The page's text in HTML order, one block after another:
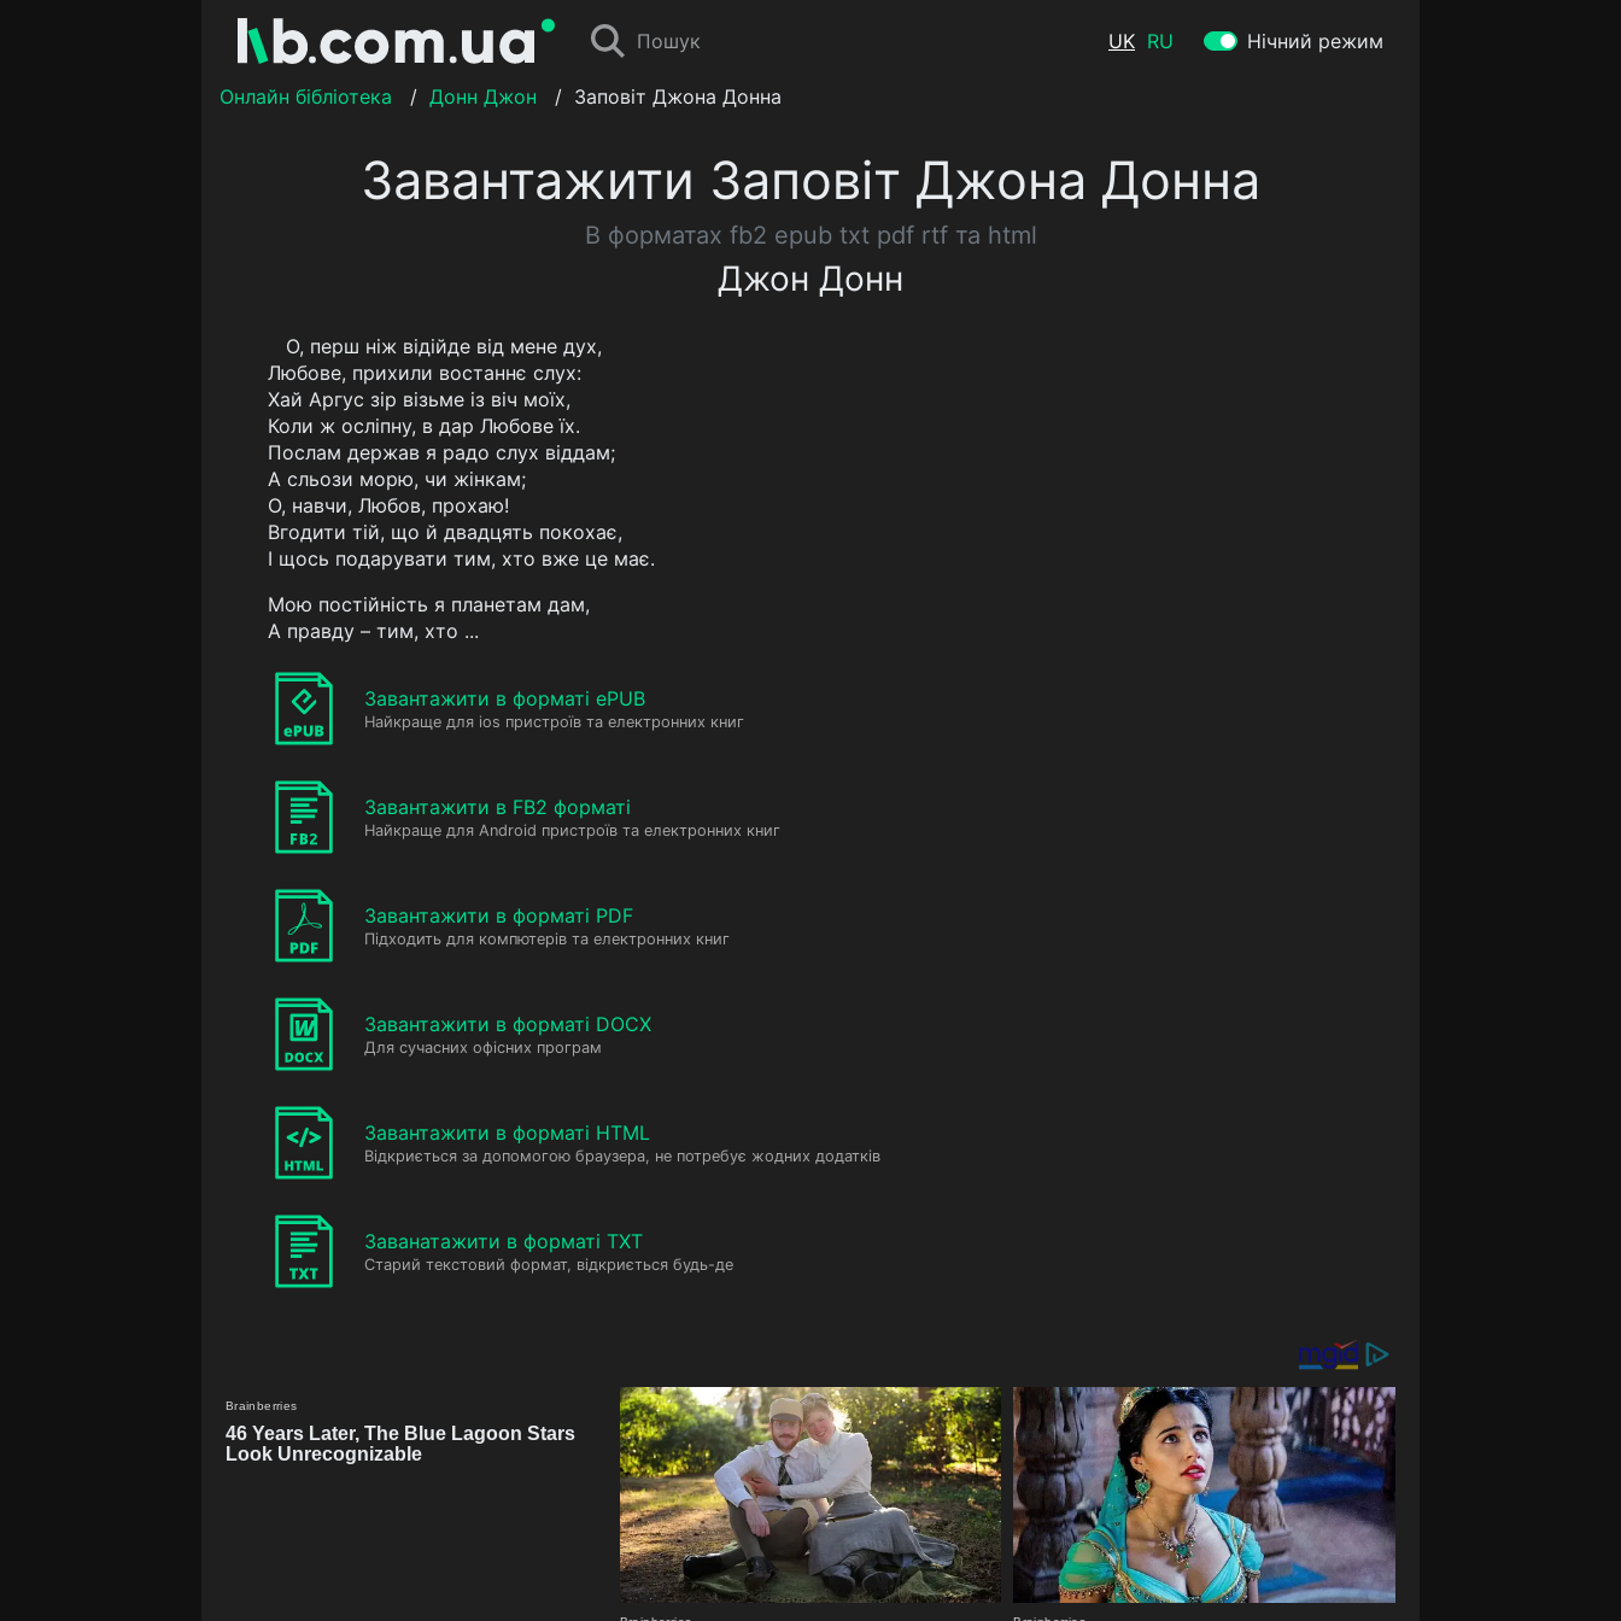
Пошук UK RU Нічний режим
Онлайн бібліотека / Донн Джон / Заповіт Джона Донна
Завантажити Заповіт Джона Донна
В форматах fb2 epub txt pdf rtf та html
Джон Донн
О, перш ніж відійде від мене дух,
Любове, прихили востаннє слух:
Хай Аргус зір візьме із віч моїх,
Коли ж осліпну, в дар Любове їх.
Послам держав я радо слух віддам;
А сльози морю, чи жінкам;
О, навчи, Любов, прохаю!
Вгодити тій, що й двадцять покохає,
І щось подарувати тим, хто вже це має.
Мою постійність я планетам дам,
А правду – тим, хто ...
Завантажити в форматі ePUB
Найкраще для ios пристроїв та електронних книг
Завантажити в FB2 форматі
Найкраще для Android пристроїв та електронних книг
Завантажити в форматі PDF
Підходить для компютерів та електронних книг
Завантажити в форматі DOCX
Для сучасних офісних програм
Завантажити в форматі HTML
Відкриється за допомогою браузера, не потребує жодних додатків
Заванатажити в форматі TXT
Старий текстовий формат, відкриється будь-де